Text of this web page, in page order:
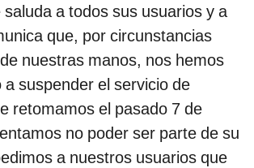
saluda a todos sus usuarios y a
que, por circunstancias
nuestras manos, nos hemos
a suspender el servicio de
retomamos el pasado 7 de
no poder ser parte de su
a nuestros usuarios que